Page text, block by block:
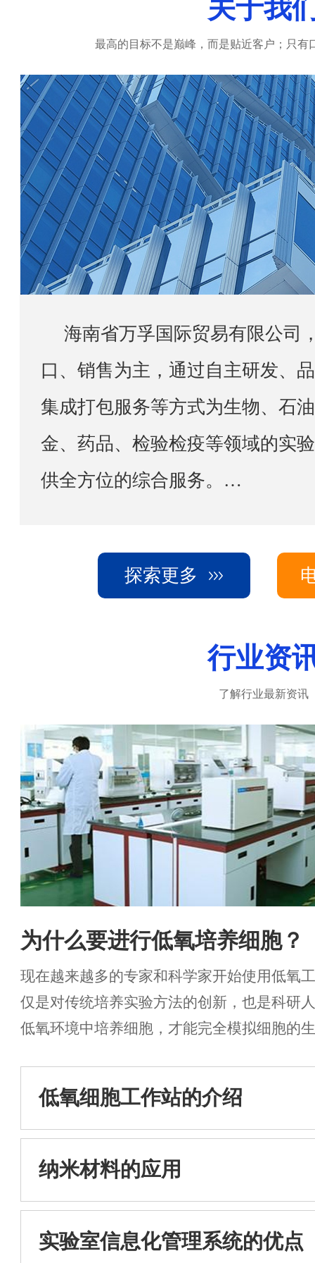
关于我
最高的目标不是巅峰，而是贴近客户；只有
口、销售为主，通过自主研发、
集成打包服务等方式为生物、石
金、药品、检验检疫等领域的实
供全方位的综合服务。
海，重庆，成都，西安，新疆等
备专业的工程师团队，负责售前
真正做到：诚信、负责、尊重客
号：hnwanfu@126.com...
探索更多
行业资
了解行业最新资讯
为什么要进行低氧培养细胞？
现在越来越多的专家和科学家开始使用低氧
仅是对传统培养实验方法的创新，也是科研
低氧环境中培养细胞，才能完全模拟细胞的
低氧细胞工作站的介绍
纳米材料的应用
实验室信息化管理系统的优点